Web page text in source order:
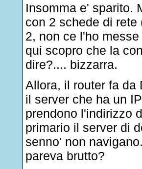
Insomma e' sparito.
con 2 schede di
2, non ce l'ho
qui scopro che la
dire?.... bizzarra.
Allora, il router fa da
il server che ha un
prendono l'indirizzo
primario il server di
senno' non
pareva brutto?